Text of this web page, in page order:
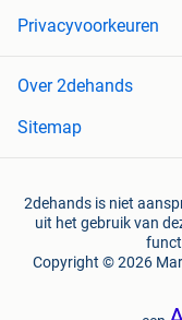
Privacyvoorkeuren
Over 2dehands
Sitemap
2dehands is niet
uit het gebruik van
Copyright © 2026